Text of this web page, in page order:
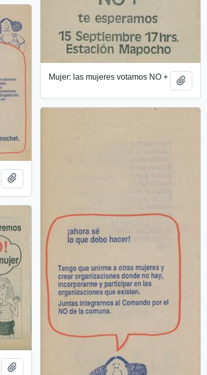
Mujer: las mujeres votamos NO +
Añadir al portapapeles
Añadir al portapapeles